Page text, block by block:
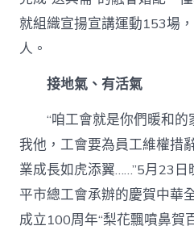
就組織宣揚宣講運動153場
人。
接地氣、有活氣
“咱工會就是你們暖和
我他，工會要為員工維權措
業成長如虎添翼……”5月23
平市總工會承辦的慶賀中華
成立100周年“梨花飄噴鼻賀